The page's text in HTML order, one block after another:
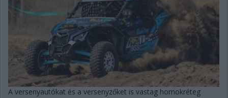
A versenyautókat és a versenyzőket is vastag homokréteg